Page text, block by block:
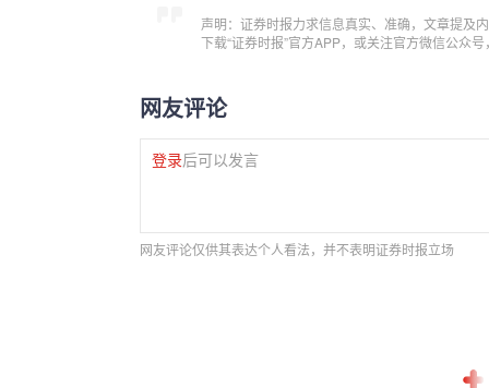
声明：证券时报力求信息真实、准确，文章提及
下载“证券时报”官方APP，或关注官方微信公众
网友评论
登录后可以发言
网友评论仅供其表达个人看法，并不表明证券时报立场